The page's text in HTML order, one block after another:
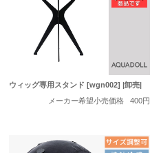
ウィッグ専用スタンド [wgn002] |卸売|
メーカー希望小売価格
400円